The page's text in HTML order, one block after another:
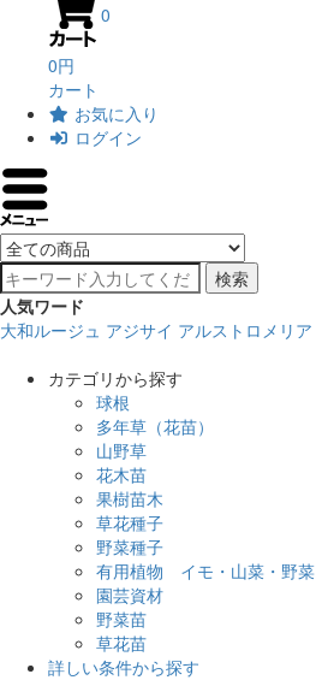
0
0円
カート
お気に入り
ログイン
検索
人気ワード
大和ルージュ アジサイ アルストロメリア
カテゴリから探す
球根
多年草（花苗）
山野草
花木苗
果樹苗木
草花種子
野菜種子
有用植物 イモ・山菜・野菜
園芸資材
野菜苗
草花苗
詳しい条件から探す